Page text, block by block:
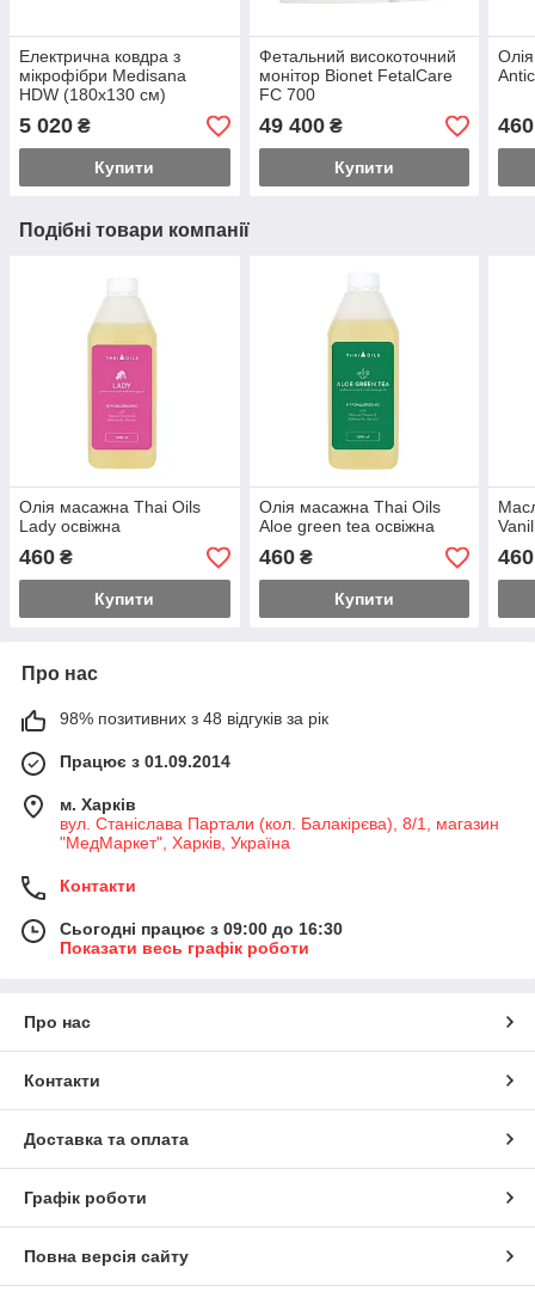
Електрична ковдра з
мікрофібри Medisana
HDW (180х130 см)
5 020 ₴
Купити
Фетальний високоточний
монітор Bionet FetalCare
FC 700
49 400₴
Купити
460
Подібні товари компанії
Олія масажна Thai Oils
Lady освіжна
460 ₴
Купити
Олія масажна Thai Oils
Aloe green tea освіжна
460₴
Купити
460
Про нас
98% позитивних з 48 відгуків за рік
Працює з 01.09.2014
м. Харків
вул. Станіслава Партали (кол. Балакірєва), 8/1, магазин
"МедМаркет", Харків, Україна
Контакти
Сьогодні працює з 09:00 до 16:30
Показати весь графік роботи
Про нас
Контакти
Доставка та оплата
Графік роботи
Повна версія сайту